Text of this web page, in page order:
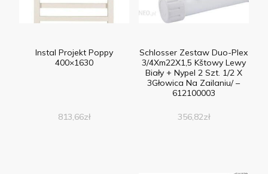
Instal Projekt Poppy
400×1630
813,66zł
Schlosser Zestaw Duo-Plex
3/4Xm22X1,5 Kštowy Lewy
Biały + Nypel 2 Szt. 1/2 X
3Głowica Na Zailaniu/ –
612100003
356,82zł